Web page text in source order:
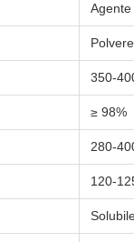
350-
≥ 98%
280-
120-